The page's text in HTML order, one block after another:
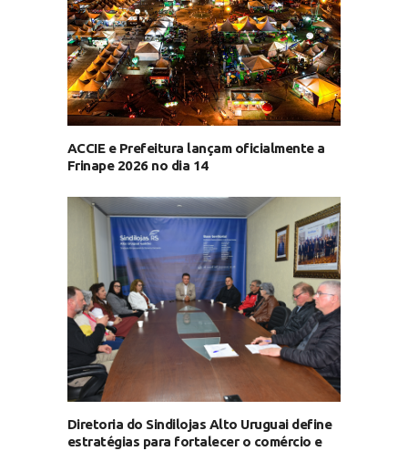
ACCIE e Prefeitura lançam oficialmente a
Frinape 2026 no dia 14
Diretoria do Sindilojas Alto Uruguai define
estratégias para fortalecer o comércio e